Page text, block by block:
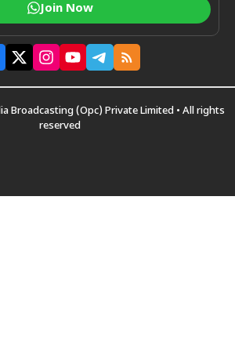
Join Now
Broadcasting (Opc) Private Limited • All rights
reserved